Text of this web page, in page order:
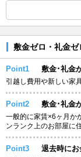
敷金ゼロ・礼金
Point1 敷金･礼金
引越し費用や新しい家
Point2 敷金･礼金
一般的に家賃×6ヶ月か
ンランク上のお部屋に
Point3 退去時に